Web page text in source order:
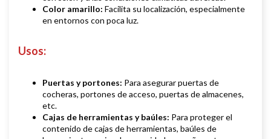
Color amarillo: Facilita su localización, especialmente
en entornos con poca luz.
Usos:
Puertas y portones: Para asegurar puertas de
cocheras, portones de acceso, puertas de almacenes,
etc.
Cajas de herramientas y baúles: Para proteger el
contenido de cajas de herramientas, baúles de